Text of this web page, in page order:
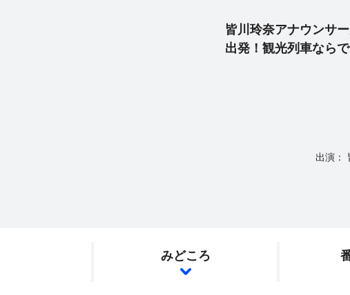
皆川玲奈アナウンサ
出発！観光列車なら
みどころ